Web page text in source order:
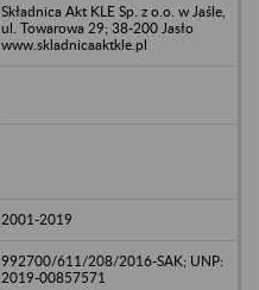
Składnica Akt KLE Sp. z o.o. w Jaśle,
ul. Towarowa 29; 38-200 Jasło
www.skladnicaaktkle.pl
2001-2019
992700/611/208/2016-SAK; UNP:
2019-00857571